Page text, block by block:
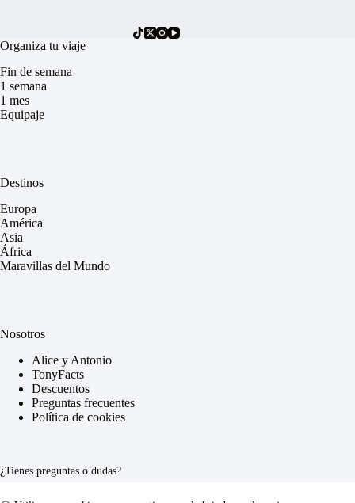
Organiza tu viaje
Fin de semana
1 semana
1 mes
Equipaje
Destinos
Europa
América
Asia
África
Maravillas del Mundo
Nosotros
Alice y Antonio
TonyFacts
Descuentos
Preguntas frecuentes
Política de cookies
¿Tienes preguntas o dudas?